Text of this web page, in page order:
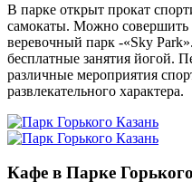
В парке открыт прокат
самокаты. Можно совершить
веревочный парк -«Sky
бесплатные занятия йогой.
различные мероприятия
развлекательного характера.
Кафе в Парке Горького